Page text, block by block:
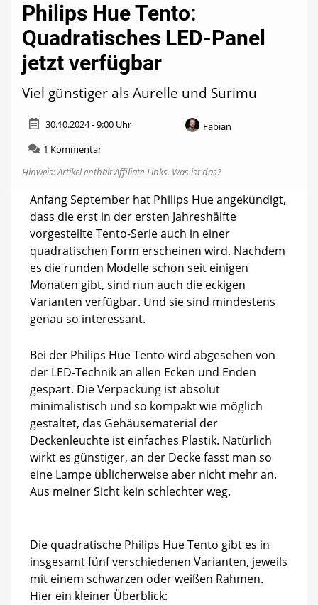
Philips Hue Tento:
Quadratisches LED-Panel
jetzt verfügbar
Viel günstiger als Aurelle und Surimu
30.10.2024 - 9:00 Uhr
Fabian
1 Kommentarzu
Hue
Quadratisches
LED-
Panel
verfügbar
Hinweis: Artikel enthält Affiliate-Links. Was ist das?
Anfang September hat Philips Hue angekündigt,
dass die erst in der ersten Jahreshälfte
vorgestellte Tento-Serie auch in einer
quadratischen Form erscheinen wird. Nachdem
es die runden Modelle schon seit einigen
Monaten gibt, sind nun auch die eckigen
Varianten verfügbar. Und sie sind mindestens
genau so interessant.
Bei der Philips Hue Tento wird abgesehen von
der LED-Technik an allen Ecken und Enden
gespart. Die Verpackung ist absolut
minimalistisch und so kompakt wie möglich
gestaltet, das Gehäusematerial der
Deckenleuchte ist einfaches Plastik. Natürlich
wirkt es günstiger, an der Decke fasst man so
eine Lampe üblicherweise aber nicht mehr an.
Aus meiner Sicht kein schlechter weg.
Die quadratische Philips Hue Tento gibt es in
insgesamt fünf verschiedenen Varianten, jeweils
mit einem schwarzen oder weißen Rahmen.
Hier ein kleiner Überblick: